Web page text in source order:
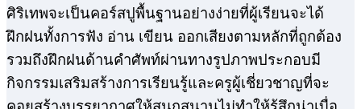
ศิริเทพจะเป็นคอร์สปูพื้นฐานอย่างง่ายที่ผู้เรียนจะได้
ฝึกฝนทั้งการฟัง อ่าน เขียน ออกเสียงตามหลักที่ถูกต้อง
รวมถึงฝึกฝนด้านคำศัพท์ผ่านทางรูปภาพประกอบมี
กิจกรรมเสริมสร้างการเรียนรู้และครูผู้เชี่ยวชาญที่จะ